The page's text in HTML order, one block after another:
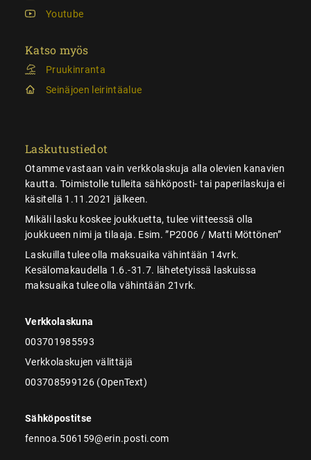
Youtube
Katso myös
Pruukinranta
Seinäjoen leirintäalue
Laskutustiedot
Otamme vastaan vain verkkolaskuja alla olevien kanavien
kautta. Toimistolle tulleita sähköposti- tai paperilaskuja ei
käsitellä 1.11.2021 jälkeen.
Mikäli lasku koskee joukkuetta, tulee viitteessä olla
joukkueen nimi ja tilaaja. Esim. ”P2006 / Matti Möttönen”
Laskuilla tulee olla maksuaika vähintään 14vrk.
Kesälomakaudella 1.6.-31.7. lähetetyissä laskuissa
maksuaika tulee olla vähintään 21vrk.
Verkkolaskuna
003701985593
Verkkolaskujen välittäjä
003708599126 (OpenText)
Sähköpostitse
fennoa.506159@erin.posti.com